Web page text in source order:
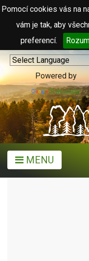
Pomocí cookies vás na
vám je tak, aby
preferencí.
Powered by
Translate
MENU